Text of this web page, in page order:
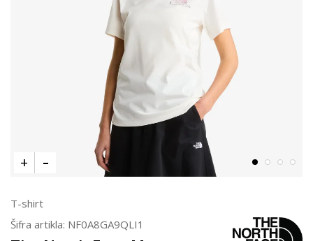
T-shirt
Šifra artikla: NF0A8GA9QLI1